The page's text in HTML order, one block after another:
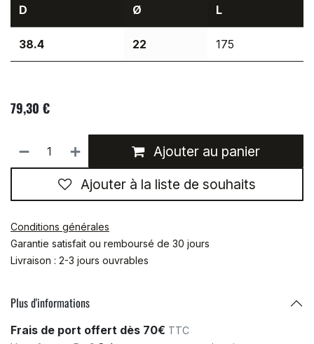
D Ø L
38.4 22 175
79,30 €
Ajouter au panier
Ajouter à la liste de souhaits
Conditions générales
Garantie satisfait ou remboursé de 30 jours
Livraison : 2-3 jours ouvrables
Plus d'informations
Frais de port offert dès 70€ TTC